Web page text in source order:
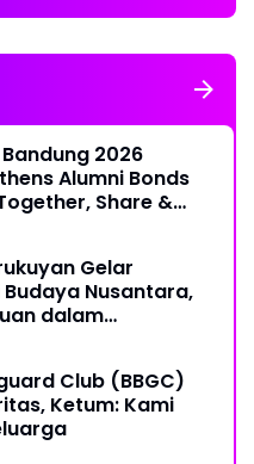
Bandung 2026
Alumni Bonds
Share &
Gelar
Budaya Nusantara,
dalam
Club (BBGC)
Ketum: Kami